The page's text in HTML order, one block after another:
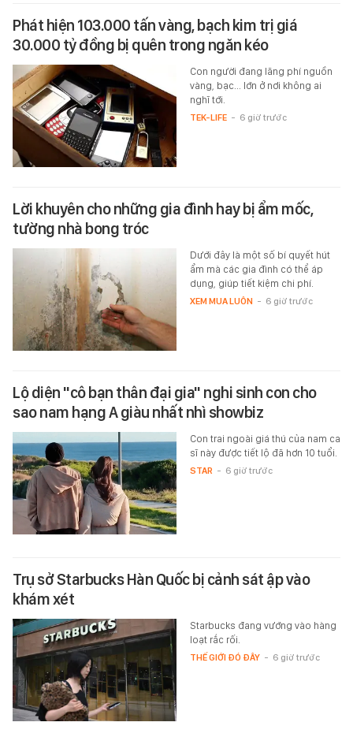
Phát hiện 103.000 tấn vàng, bạch kim trị giá
30.000 tỷ đồng bị quên trong ngăn kéo
Con người đang lãng phí nguồn
vàng, bạc... lớn ở nơi không ai
nghĩ tới.
TEK-LIFE - 6 giờ trước
Lời khuyên cho những gia đình hay bị ẩm mốc,
tường nhà bong tróc
Dưới đây là một số bí quyết hút
ẩm mà các gia đình có thể áp
dụng, giúp tiết kiệm chi phí.
XEM MUA LUÔN - 6 giờ trước
Lộ diện "cô bạn thân đại gia" nghi sinh con cho
sao nam hạng A giàu nhất nhì showbiz
Con trai ngoài giá thú của nam ca
sĩ này được tiết lộ đã hơn 10 tuổi.
STAR - 6 giờ trước
Trụ sở Starbucks Hàn Quốc bị cảnh sát ập vào
khám xét
Starbucks đang vướng vào hàng
loạt rắc rối.
THẾ GIỚI ĐÓ ĐÂY - 6 giờ trước